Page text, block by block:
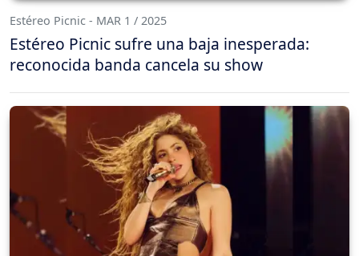
Estéreo Picnic - MAR 1 / 2025
Estéreo Picnic sufre una baja inesperada:
reconocida banda cancela su show